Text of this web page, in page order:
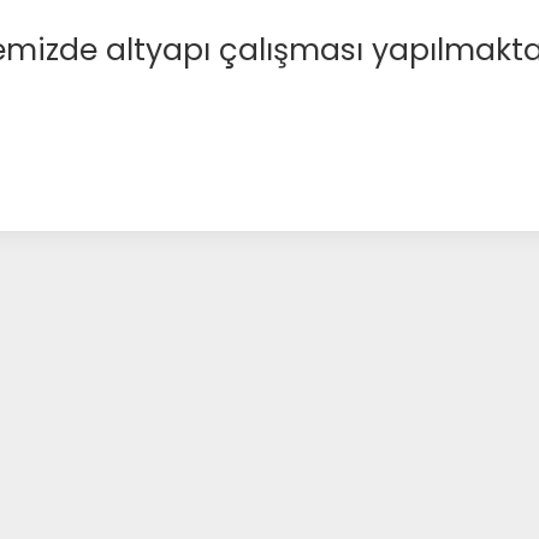
altyapı çalışması